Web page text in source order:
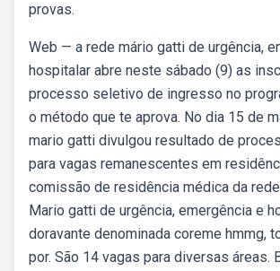
provas.
Web — a rede mário gatti de urgência,
hospitalar abre neste sábado (9) as
processo seletivo de ingresso no
o método que te aprova. No dia 15 de
mario gatti divulgou resultado de
para vagas remanescentes em
comissão de residência médica da
Mario gatti de urgência, emergência e
doravante denominada coreme hmmg,
por. São 14 vagas para diversas áreas.